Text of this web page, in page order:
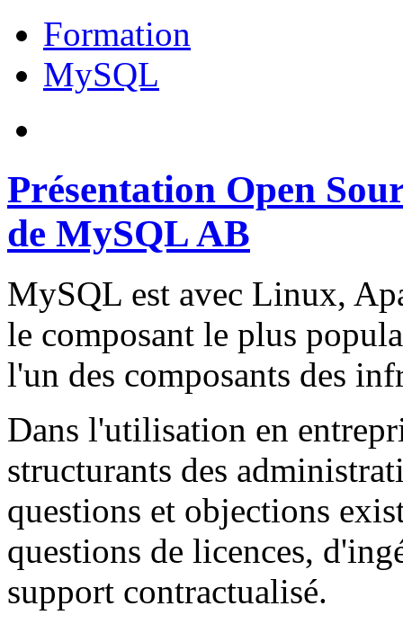
Formation
MySQL
Présentation Open
de MySQL AB
MySQL est avec Linux,
le composant le plus
l'un des composants des
Dans l'utilisation en
structurants des
questions et objections
questions de licences,
support contractualisé.